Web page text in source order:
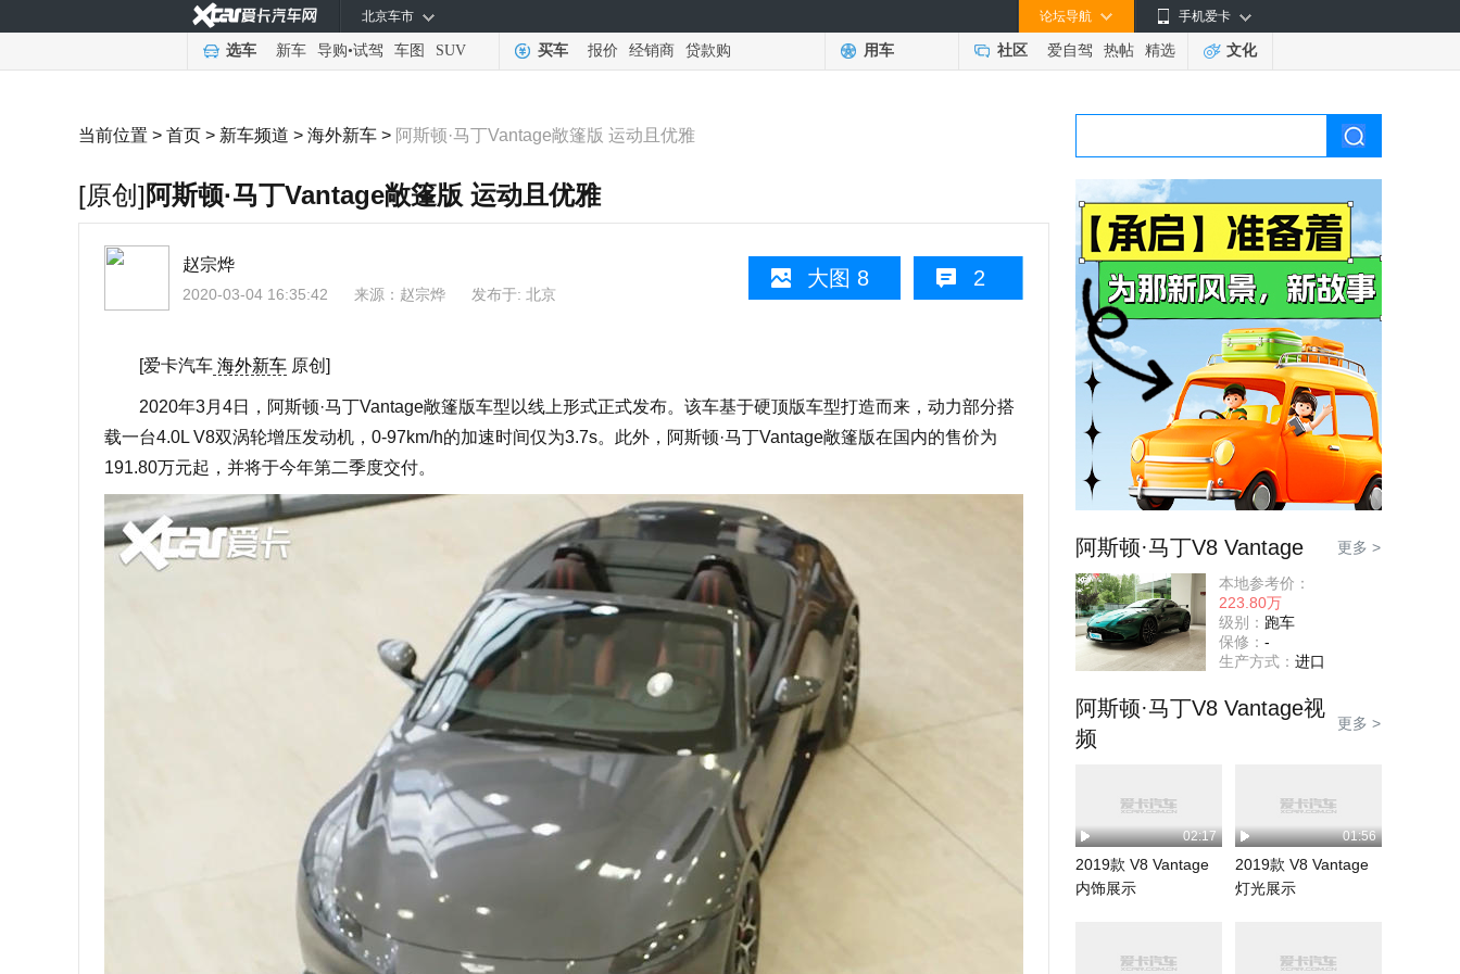
手机爱卡
论坛导航
北京车市
选车 新车 导购•试驾 车图 SUV 买车 报价 经销商 贷款购 用车 社区 爱自驾 热帖 精选 文化
当前位置 > 首页 > 新车频道 > 海外新车 > 阿斯顿·马丁Vantage敞篷版 运动且优雅
[原创] 阿斯顿·马丁Vantage敞篷版 运动且优雅
2
大图 8
赵宗烨
2020-03-04 16:35:42 来源： 赵宗烨 发布于: 北京
[爱卡汽车 海外新车 原创]
2020年3月4日，阿斯顿·马丁Vantage敞篷版车型以线上形式正式发布。该车基于硬顶版车型打造而来，动力部分搭
载一台4.0L V8双涡轮增压发动机，0-97km/h的加速时间仅为3.7s。此外，阿斯顿·马丁Vantage敞篷版在国内的售价为
191.80万元起，并将于今年第二季度交付。
阿斯顿·马丁V8 Vantage 更多 >
本地参考价：
223.80万
级别： 跑车
保修： -
生产方式： 进口
阿斯顿·马丁V8 Vantage视
频
更多 >
02:17
2019款 V8 Vantage
内饰展示
01:56
2019款 V8 Vantage
灯光展示